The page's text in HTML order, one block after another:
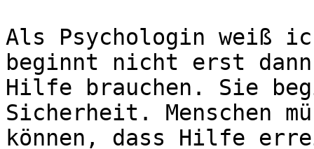
Als Psychologin weiß
beginnt nicht erst
Hilfe brauchen. Sie
Sicherheit. Menschen
können, dass Hilfe